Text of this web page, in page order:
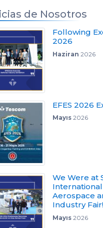
de Nosotros
Following
2026
Haziran 2026
EFES 2026
Mayıs2026
We Were at
Aerospace
Industry Fair!
Mayıs2026